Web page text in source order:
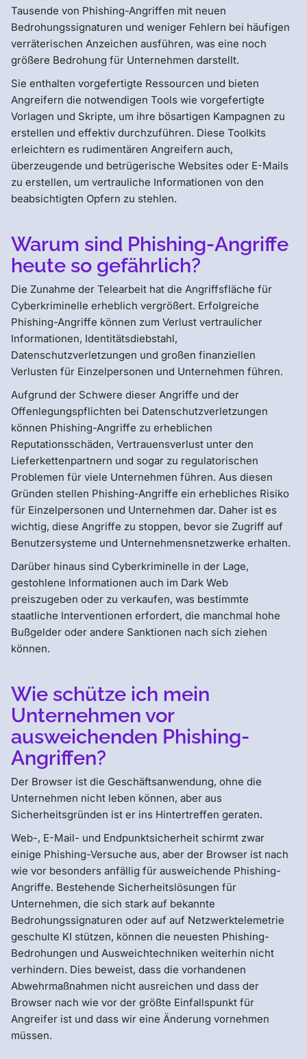
Tausende von Phishing-Angriffen mit neuen
Bedrohungssignaturen und weniger Fehlern bei häufigen
verräterischen Anzeichen ausführen, was eine noch
größere Bedrohung für Unternehmen darstellt.
Sie enthalten vorgefertigte Ressourcen und bieten
Angreifern die notwendigen Tools wie vorgefertigte
Vorlagen und Skripte, um ihre bösartigen Kampagnen zu
erstellen und effektiv durchzuführen. Diese Toolkits
erleichtern es rudimentären Angreifern auch,
überzeugende und betrügerische Websites oder E-Mails
zu erstellen, um vertrauliche Informationen von den
beabsichtigten Opfern zu stehlen.
Warum sind Phishing-Angriffe
heute so gefährlich?
Die Zunahme der Telearbeit hat die Angriffsfläche für
Cyberkriminelle erheblich vergrößert. Erfolgreiche
Phishing-Angriffe können zum Verlust vertraulicher
Informationen, Identitätsdiebstahl,
Datenschutzverletzungen und großen finanziellen
Verlusten für Einzelpersonen und Unternehmen führen.
Aufgrund der Schwere dieser Angriffe und der
Offenlegungspflichten bei Datenschutzverletzungen
können Phishing-Angriffe zu erheblichen
Reputationsschäden, Vertrauensverlust unter den
Lieferkettenpartnern und sogar zu regulatorischen
Problemen für viele Unternehmen führen. Aus diesen
Gründen stellen Phishing-Angriffe ein erhebliches Risiko
für Einzelpersonen und Unternehmen dar. Daher ist es
wichtig, diese Angriffe zu stoppen, bevor sie Zugriff auf
Benutzersysteme und Unternehmensnetzwerke erhalten.
Darüber hinaus sind Cyberkriminelle in der Lage,
gestohlene Informationen auch im Dark Web
preiszugeben oder zu verkaufen, was bestimmte
staatliche Interventionen erfordert, die manchmal hohe
Bußgelder oder andere Sanktionen nach sich ziehen
können.
Wie schütze ich mein
Unternehmen vor
ausweichenden Phishing-
Angriffen?
Der Browser ist die Geschäftsanwendung, ohne die
Unternehmen nicht leben können, aber aus
Sicherheitsgründen ist er ins Hintertreffen geraten.
Web-, E-Mail- und Endpunktsicherheit schirmt zwar
einige Phishing-Versuche aus, aber der Browser ist nach
wie vor besonders anfällig für ausweichende Phishing-
Angriffe. Bestehende Sicherheitslösungen für
Unternehmen, die sich stark auf bekannte
Bedrohungssignaturen oder auf auf Netzwerktelemetrie
geschulte KI stützen, können die neuesten Phishing-
Bedrohungen und Ausweichtechniken weiterhin nicht
verhindern. Dies beweist, dass die vorhandenen
Abwehrmaßnahmen nicht ausreichen und dass der
Browser nach wie vor der größte Einfallspunkt für
Angreifer ist und dass wir eine Änderung vornehmen
müssen.